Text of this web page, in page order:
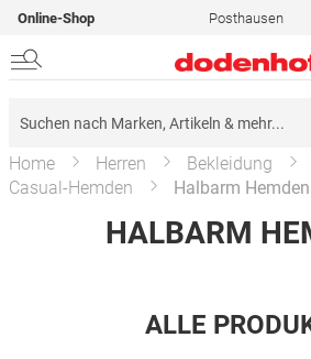
Online-Shop Posthausen
Home Herren Bekleidung
Casual-Hemden
Halbarm Hemden
HALBARM
ALLE